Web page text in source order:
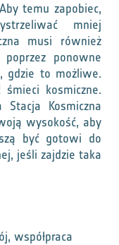
temu zapobiec,
mniej
musi również
ponowne
gdzie to możliwe.
kosmiczne.
Stacja Kosmiczna
wysokość, aby
być gotowi do
jeśli zajdzie taka
współpraca